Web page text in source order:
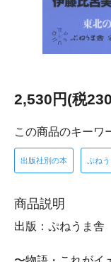
2,530円(税
この商品のキーワ
出版社別の本 ぷね
商品説明
出版：ぷねうま舎